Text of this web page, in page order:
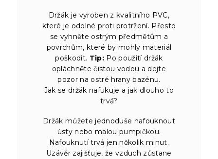
Držák je vyroben z kvalitního PVC,
které je odolné proti protržení. Přesto
se vyhněte ostrým předmětům a
povrchům, které by mohly materiál
poškodit. Tip: Po použití držák
opláchněte čistou vodou a dejte
pozor na ostré hrany bazénu.
Jak se držák nafukuje a jak dlouho to
trvá?
Držák můžete jednoduše nafouknout
ústy nebo malou pumpičkou.
Nafouknutí trvá jen několik minut.
Uzávěr zajišťuje, že vzduch zůstane